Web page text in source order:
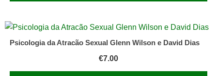
Psicologia da Atracão Sexual Glenn Wilson e David Dias
€7.00